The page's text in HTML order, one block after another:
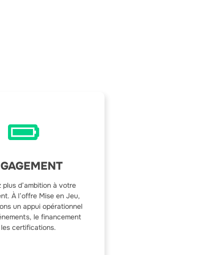
d’ambition à votre
À l’offre Mise en Jeu,
un appui opérationnel
le financement
certifications.